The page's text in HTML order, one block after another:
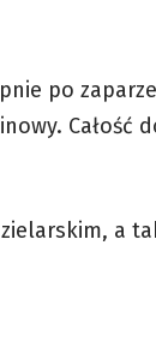
po
Całość
a